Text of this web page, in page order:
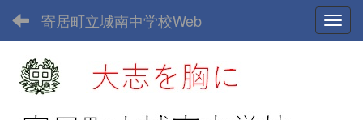
寄居町立城南中学校Web